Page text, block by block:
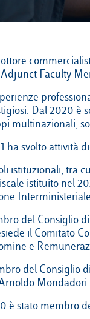
Faculty
Dal 2020 è
multinazionali,
ha svolto attività
istituzionali, tra
istituito nel
del Consiglio
il Comitato
e
del Consiglio
Mondadori
è stato membro